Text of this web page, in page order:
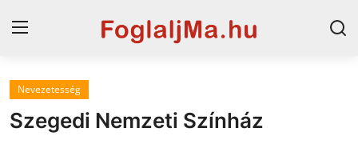
Horvát tengerpart
Magyarország
Nevezetesség
Szegedi Nemzeti Színház